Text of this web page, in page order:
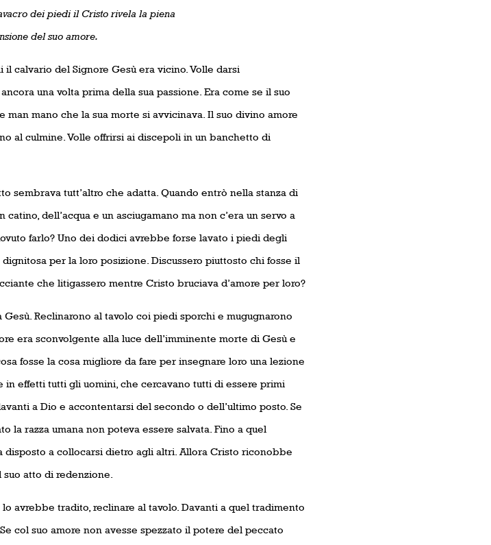
dei piedi il Cristo rivela la piena
del suo amore.
il calvario del Signore Gesù era vicino. Volle darsi
una volta prima della sua passione. Era come se il suo
man mano che la sua morte si avvicinava. Il suo divino amore
al culmine. Volle offrirsi ai discepoli in un banchetto di
sembrava tutt’altro che adatta. Quando entrò nella stanza di
dell’acqua e un asciugamano ma non c’era un servo a
farlo? Uno dei dodici avrebbe forse lavato i piedi degli
per la loro posizione. Discussero piuttosto chi fosse il
che litigassero mentre Cristo bruciava d’amore per loro?
Reclinarono al tavolo coi piedi sporchi e mugugnarono
era sconvolgente alla luce dell’imminente morte di Gesù e
fosse la cosa migliore da fare per insegnare loro una lezione
in effetti tutti gli uomini, che cercavano tutti di essere primi
a Dio e accontentarsi del secondo o dell’ultimo posto. Se
la razza umana non poteva essere salvata. Fino a quel
disposto a collocarsi dietro agli altri. Allora Cristo riconobbe
atto di redenzione.
avrebbe tradito, reclinare al tavolo. Davanti a quel tradimento
col suo amore non avesse spezzato il potere del peccato